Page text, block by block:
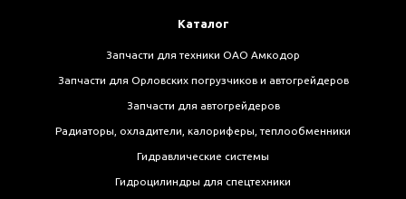
Каталог
Запчасти для техники ОАО Амкодор
Запчасти для Орловских погрузчиков и автогрейдеров
Запчасти для автогрейдеров
Радиаторы, охладители, калориферы, теплообменники
Гидравлические системы
Гидроцилиндры для спецтехники